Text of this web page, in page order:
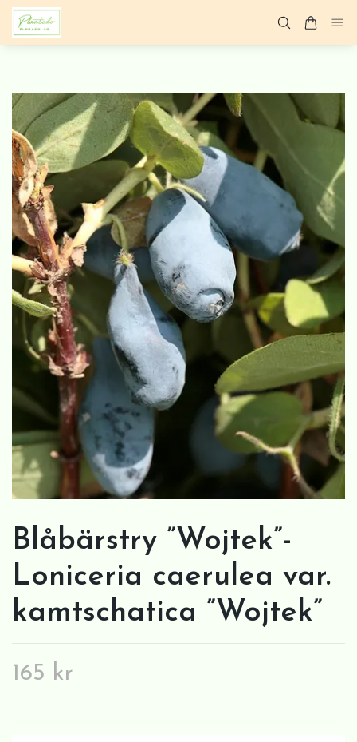
Blåbärstry ”Wojtek”-
Loniceria caerulea var.
kamtschatica ”Wojtek”
165 kr